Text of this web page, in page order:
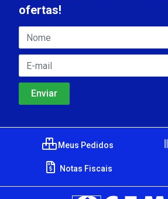
ofertas!
Meus Pedidos
Notas Fiscais